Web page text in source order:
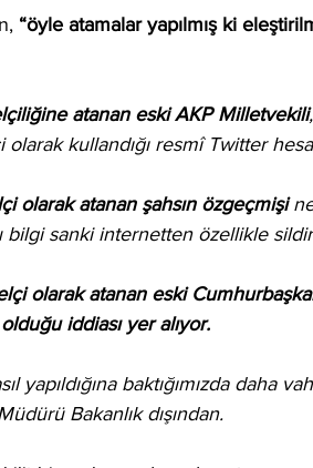
“öyle atamalar yapılmış ki
atanan eski AKP Milletvekili
kullandığı resmî Twitter
olarak atanan şahsın özgeçmişi
bilgi sanki internetten özellikle
olarak atanan eski
iddiası yer alıyor.
yapıldığına baktığımızda daha
Bakanlık dışından.